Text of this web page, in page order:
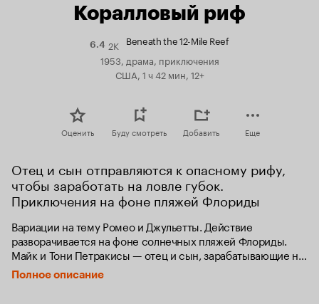
Коралловый риф
6.4Рейтинг
Кинопоиска
2K Beneath the 12-Mile Reef
1953, драма, приключения
США, 1 ч 42 мин, 12+
Оценить Буду смотреть Добавить Еще
Отец и сын отправляются к опасному рифу,
чтобы заработать на ловле губок.
Приключения на фоне пляжей Флориды
Вариации на тему Ромео и Джульетты. Действие
разворачивается на фоне солнечных пляжей Флориды.
Майк и Тони Петракисы — отец и сын, зарабатывающие на
жизнь тем, что ловят губок. После того, как их ограбили
воры, Арнольд и братья Рис, Майк решает переместиться в
Полное описание